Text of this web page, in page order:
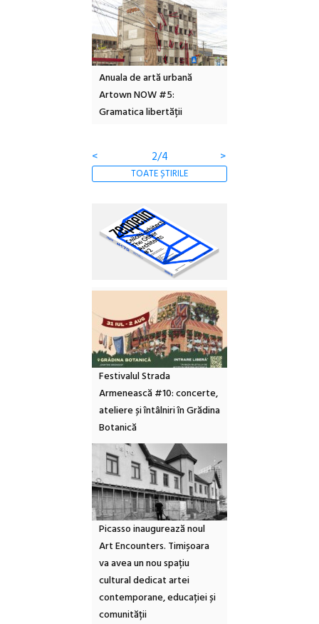
Anuala de artă urbană
Artown NOW #5:
Gramatica libertății
< 2/4 >
TOATE ȘTIRILE
Festivalul Strada
Armenească #10: concerte,
ateliere și întâlniri în Grădina
Botanică
Picasso inaugurează noul
Art Encounters. Timișoara
va avea un nou spațiu
cultural dedicat artei
contemporane, educației și
comunității